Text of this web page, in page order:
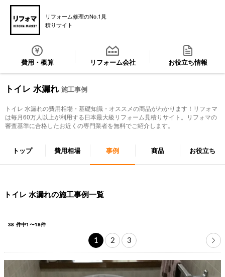
リフォーム修理のNo.1見
積りサイト
費用・概算 リフォーム会社 お役立ち情報
トイレ 水漏れ 施工事例
トイレ 水漏れの費用相場・基礎知識・オススメの商品がわかります！リフォマ
は毎月60万人以上が利用する日本最大級リフォーム見積りサイト。リフォマの
審査基準に合格したお近くの専門業者を無料でご紹介します。
トップ 費用相場 事例 商品 お役立ち
トイレ 水漏れの施工事例一覧
38 件中1 〜18件
1 2 3